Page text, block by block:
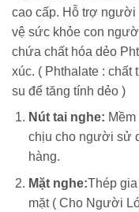
cao cấp. Hỗ trợ người
vệ sức khỏe con
chứa chất hóa dẻo
xúc. ( Phthalate :
su để tăng tính dẻo )
Nút tai nghe:
chịu cho người sử
hàng.
Mặt nghe:Thép
mặt ( Cho Người